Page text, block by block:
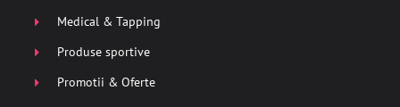
Medical & Tapping
Produse sportive
Promotii & Oferte